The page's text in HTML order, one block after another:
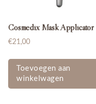
Cosmedix Mask Applicator
€21,00
Toevoegen aan
winkelwagen